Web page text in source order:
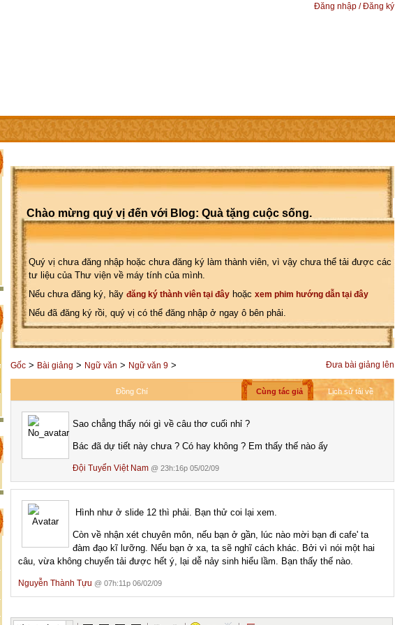
Đăng nhập / Đăng ký
TRỢ GIÚP WEBSITE CỦA CÁC THÀNH VIÊN
Chào mừng quý vị đến với Blog: Quà tặng cuộc sống.
Quý vị chưa đăng nhập hoặc chưa đăng ký làm thành viên, vì vậy chưa thể tải được các
tư liệu của Thư viện về máy tính của mình.
Nếu chưa đăng ký, hãy đăng ký thành viên tại đây hoặc xem phim hướng dẫn tại đây
Nếu đã đăng ký rồi, quý vị có thể đăng nhập ở ngay ô bên phải.
Đưa bài giảng lên
Gốc > Bài giảng > Ngữ văn > Ngữ văn 9 >
Đồng Chí Cùng tác giả Lịch sử tải về
Sao chẳng thấy nói gì về câu thơ cuối nhỉ ?
Bác đã dự tiết này chưa ? Có hay không ? Em thấy thế nào ấy
Đội Tuyển Việt Nam @ 23h:16p 05/02/09
Hình như ở slide 12 thì phải. Bạn thử coi lại xem.
Còn về nhận xét chuyên môn, nếu bạn ở gần, lúc nào mời bạn đi cafe' ta
đàm đạo kĩ lưỡng. Nếu bạn ở xa, ta sẽ nghĩ cách khác. Bởi vì nói một hai
câu, vừa không chuyển tải được hết ý, lại dễ nảy sinh hiểu lầm. Bạn thấy thế nào.
Nguyễn Thành Tựu @ 07h:11p 06/02/09